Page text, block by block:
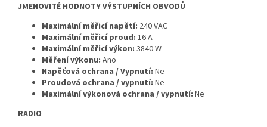
JMENOVITÉ HODNOTY VÝSTUPNÍCH OBVODŮ
Maximální měřicí napětí: 240 VAC
Maximální měřicí proud: 16 A
Maximální měřicí výkon: 3840 W
Měření výkonu: Ano
Napěťová ochrana / Vypnutí: Ne
Proudová ochrana / vypnutí: Ne
Maximální výkonová ochrana / vypnutí: Ne
RADIO